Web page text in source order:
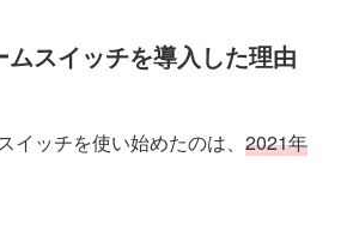
スイッチを導入した理由
イッチを使い始めたのは、 2021年